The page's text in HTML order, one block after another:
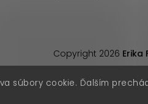
súbory cookie. Ďalším
Copyright 2026 Erika